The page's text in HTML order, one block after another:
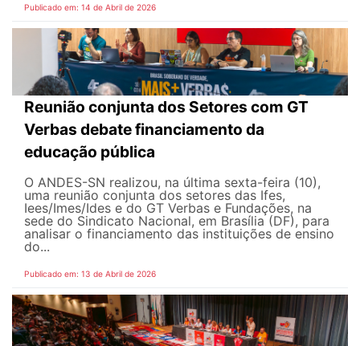
Publicado em: 14 de Abril de 2026
Reunião conjunta dos Setores com GT
Verbas debate financiamento da
educação pública
O ANDES-SN realizou, na última sexta-feira (10),
uma reunião conjunta dos setores das Ifes,
Iees/Imes/Ides e do GT Verbas e Fundações, na
sede do Sindicato Nacional, em Brasília (DF), para
analisar o financiamento das instituições de ensino
do...
Publicado em: 13 de Abril de 2026